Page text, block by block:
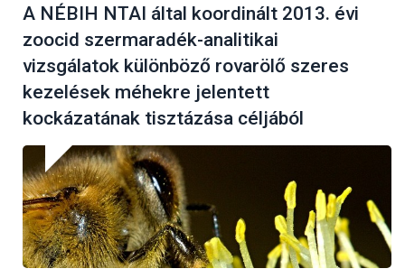
A NÉBIH NTAI által koordinált 2013. évi
zoocid szermaradék-analitikai
vizsgálatok különböző rovarölő szeres
kezelések méhekre jelentett
kockázatának tisztázása céljából